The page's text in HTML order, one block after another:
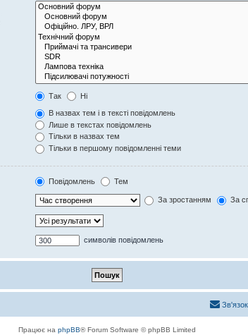
Так Ні
В назвах тем і в тексті повідомлень
Лише в текстах повідомлень
Тільки в назвах тем
Тільки в першому повідомленні теми
Повідомлень Тем
За зростанням За
символів повідомлень
Працює на phpBB® Forum Software © phpBB Limited